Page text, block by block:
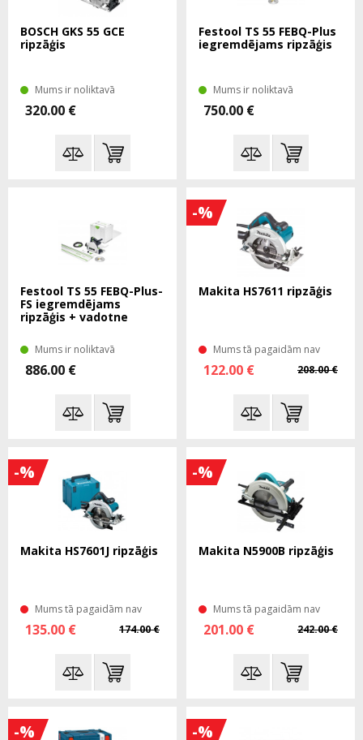
BOSCH GKS 55 GCE
ripzāģis
Mums ir noliktavā
320.00 €
Festool TS 55 FEBQ-Plus
iegremdējams ripzāģis
Mums ir noliktavā
750.00 €
Festool TS 55 FEBQ-Plus-
FS iegremdējams
ripzāģis + vadotne
Mums ir noliktavā
886.00 €
-%
Makita HS7611 ripzāģis
Mums tā pagaidām nav
208.00 €
122.00 €
-%
Makita HS7601J ripzāģis
Mums tā pagaidām nav
174.00 €
135.00 €
-%
Makita N5900B ripzāģis
Mums tā pagaidām nav
242.00 €
201.00 €
-% -%